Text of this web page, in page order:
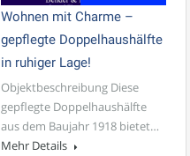
Wohnen mit Charme –
gepflegte Doppelhaushälfte
in ruhiger Lage!
Objektbeschreibung Diese
gepflegte Doppelhaushälfte
aus dem Baujahr 1918 bietet…
Mehr Details